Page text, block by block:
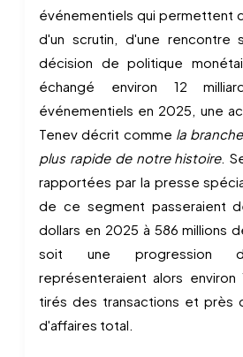
événementiels qui permettent
d'un scrutin, d'une rencontre
décision de politique
échangé environ 12
événementiels en 2025, une
Tenev décrit comme la
plus rapide de notre histoire.
rapportées par la presse
de ce segment passeraient
dollars en 2025 à 586 millions
soit une progression
représenteraient alors environ
tirés des transactions et près
d'affaires total.